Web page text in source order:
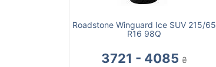
Roadstone Winguard Ice SUV 215/65
R16 98Q
3721 - 4085 ₴